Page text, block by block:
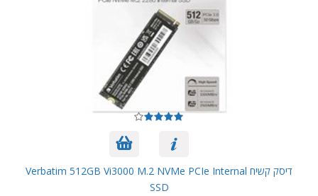
דיסק קשיח Verbatim 512GB Vi3000 M.2 NVMe PCIe Internal
SSD